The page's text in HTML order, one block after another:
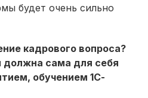
будет очень сильно
кадрового вопроса?
сама для себя
обучением 1С-